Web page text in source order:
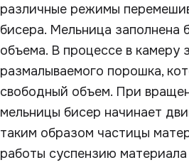
различные режимы
бисера. Мельница заполнена
объема. В процессе в камеру
размалываемого порошка,
свободный объем. При
мельницы бисер начинает
таким образом частицы
работы суспензию